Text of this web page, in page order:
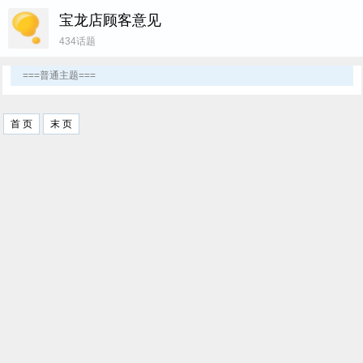
宝龙店顾客意见
434话题
===普通主题===
首 页 末 页